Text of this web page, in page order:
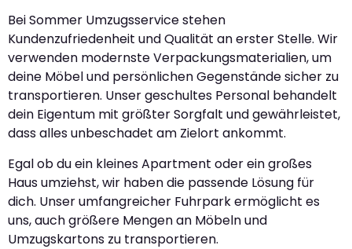
Bei Sommer Umzugsservice stehen
Kundenzufriedenheit und Qualität an erster Stelle. Wir
verwenden modernste Verpackungsmaterialien, um
deine Möbel und persönlichen Gegenstände sicher zu
transportieren. Unser geschultes Personal behandelt
dein Eigentum mit größter Sorgfalt und gewährleistet,
dass alles unbeschadet am Zielort ankommt.
Egal ob du ein kleines Apartment oder ein großes
Haus umziehst, wir haben die passende Lösung für
dich. Unser umfangreicher Fuhrpark ermöglicht es
uns, auch größere Mengen an Möbeln und
Umzugskartons zu transportieren.